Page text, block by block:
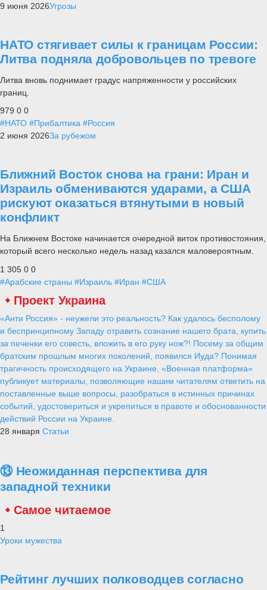
9 июня 2026Угрозы
НАТО стягивает силы к границам России:
Литва подняла добровольцев по тревоге
Литва вновь поднимает градус напряженности у российских
границ.
979 0 0
#НАТО #Прибалтика #Россия
2 июня 2026За рубежом
Ближний Восток снова на грани: Иран и
Израиль обмениваются ударами, а США
рискуют оказаться втянутыми в новый
конфликт
На Ближнем Востоке начинается очередной виток противостояния,
который всего несколько недель назад казался маловероятным.
1 305 0 0
#Арабские страны #Израиль #Иран #США
Проект Украина
«Анти Россия» - неужели это реальность? Как удалось бесполому
и беспринципному Западу отравить сознание нашего брата, купить
за печенки его совесть, вложить в его руку нож?! Посему за общим
братским прошлым многих поколений, появился Иуда? Понимая
трагичность происходящего на Украине, «Военная платформа»
публикует материалы, позволяющие нашим читателям ответить на
поставленные выше вопросы, разобраться в истинных причинах
событий, удостовериться и укрепиться в правоте и обоснованности
действий России на Украине.
28 января Статьи
⑬ Неожиданная перспектива для
западной техники
Самое читаемое
1
Уроки мужества
Рейтинг лучших полководцев согласно